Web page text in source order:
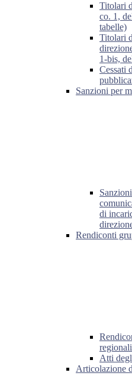
Titolari
co. 1,
tabelle)
Titolari
1-bis,
Cessati
Sanzioni per
di
Rendiconti
Atti
Articolazione